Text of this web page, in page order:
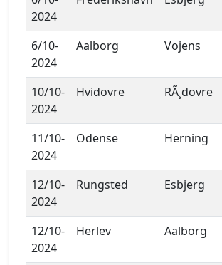
2024
6/10-
2024
Aalborg Vojens
10/10-
2024
Hvidovre RÃ¸dovre
11/10-
2024
Odense Herning
12/10-
2024
Rungsted Esbjerg
12/10-
2024
Herlev Aalborg